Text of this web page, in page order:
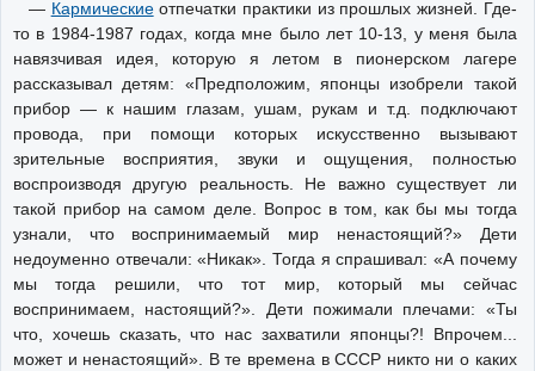
— Кармическиеотпечатки практики из прошлых жизней. Где-
то в 1984-1987 годах, когда мне было лет 10-13, у меня была
навязчивая идея, которую я летом в пионерском лагере
рассказывал детям: «Предположим, японцы изобрели такой
прибор — к нашим глазам, ушам, рукам и т.д. подключают
провода, при помощи которых искусственно вызывают
зрительные восприятия, звуки и ощущения, полностью
воспроизводя другую реальность. Не важно существует ли
такой прибор на самом деле. Вопрос в том, как бы мы тогда
узнали, что воспринимаемый мир ненастоящий?» Дети
недоуменно отвечали: «Никак». Тогда я спрашивал: «А почему
мы тогда решили, что тот мир, который мы сейчас
воспринимаем, настоящий?». Дети пожимали плечами: «Ты
что, хочешь сказать, что нас захватили японцы?! Впрочем...
может и ненастоящий». В те времена в СССР никто ни о каких